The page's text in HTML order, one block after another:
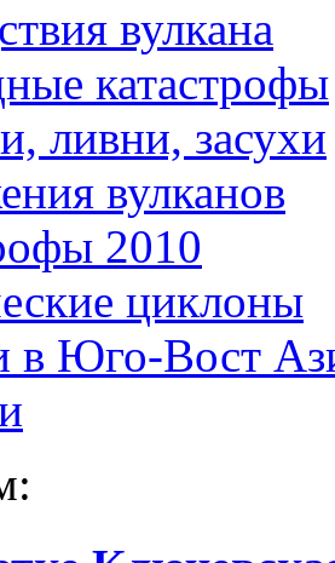
вулкана
катастрофы
ливни, засухи
вулканов
2010
циклоны
в Юго-Вост